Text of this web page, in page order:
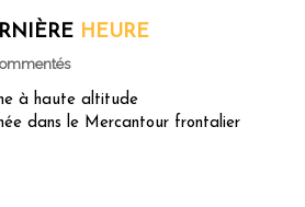
HEURE
à haute altitude
dans le Mercantour frontalier